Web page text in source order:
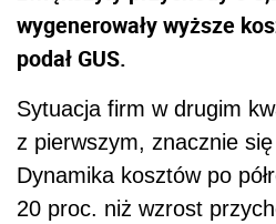
wygenerowały wyższe
podał GUS.
Sytuacja firm w drugim
z pierwszym, znacznie się
Dynamika kosztów po
20 proc. niż wzrost